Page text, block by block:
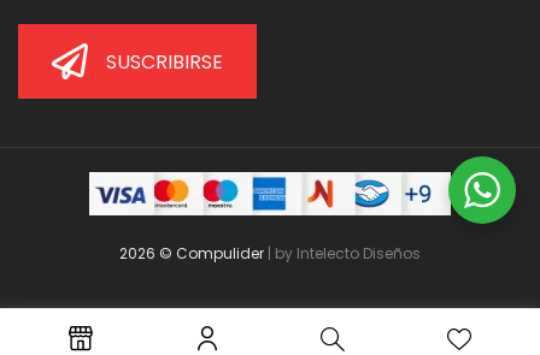
SUSCRIBIRSE
2026 © Compulider | by Intelecto Diseños